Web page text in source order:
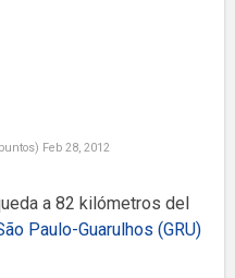
puntos) Feb 28, 2012
a 82 kilómetros del
Paulo-Guarulhos (GRU)